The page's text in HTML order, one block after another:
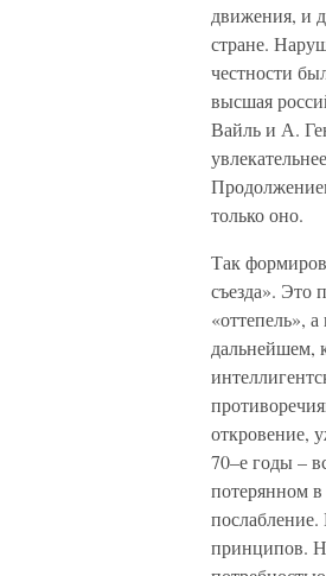
движения, и
стране.
честности
высшая
Вайль и А.
только оно.
Так
съезда». Это
«оттепель»,
дальнейшем,
откровение,
70–е годы –
потерянном
принципов.